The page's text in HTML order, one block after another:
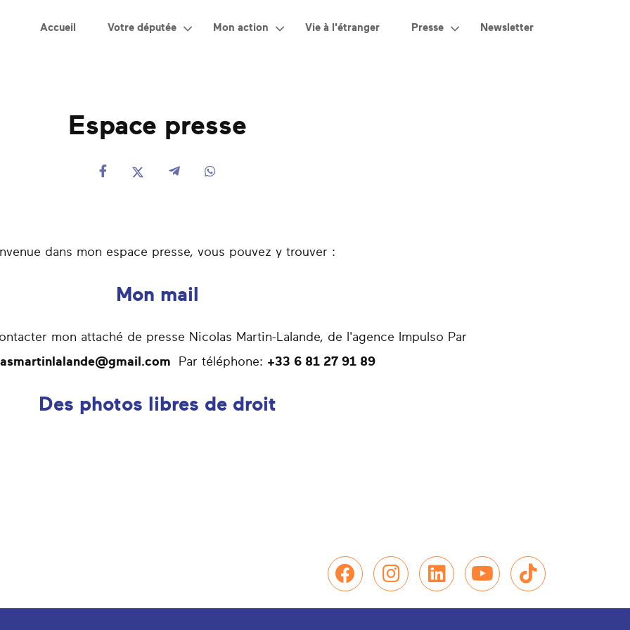
Accueil Votre députée Mon action Vie à l'étranger Presse Newsletter
Espace presse
dans mon espace presse, vous pouvez y trouver :
Mon mail
mon attaché de presse Nicolas Martin-Lalande, de l'agence Impulso Par
Par téléphone: +33 6 81 27 91 89
Des photos libres de droit
Nous retrouver sur Facebook
Nous retrouver sur
Nous retrouver sur
Nous retrouver
Nous